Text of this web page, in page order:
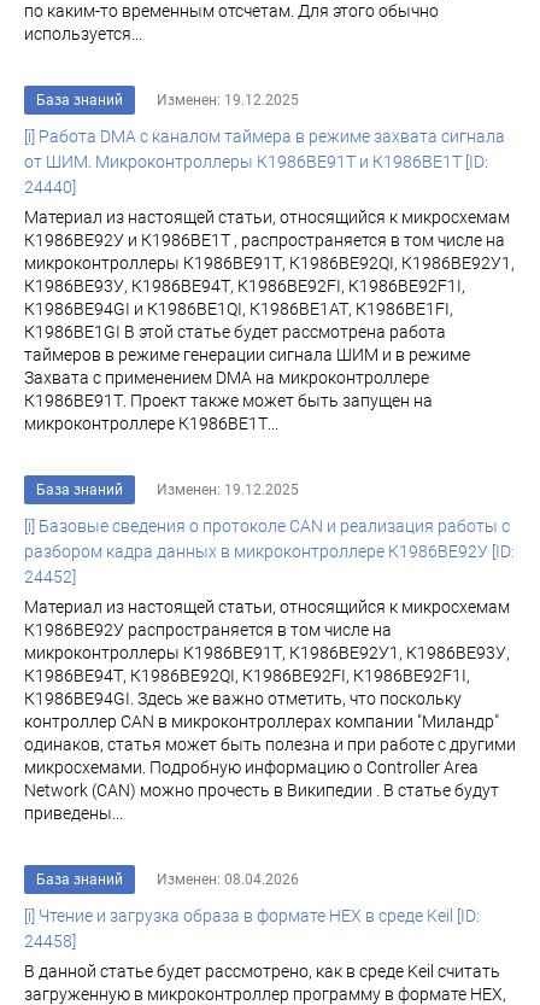
по каким-то временным отсчетам. Для этого обычно
используется...
База знаний Изменен: 19.12.2025
[i] Работа DMA c каналом таймера в режиме захвата сигнала
от ШИМ. Микроконтроллеры К1986ВЕ91Т и К1986ВЕ1Т [ID:
24440]
Материал из настоящей статьи, относящийся к микросхемам
К1986ВЕ92У и К1986ВЕ1Т , распространяется в том числе на
микроконтроллеры К1986ВЕ91Т, К1986ВЕ92QI, К1986ВЕ92У1,
К1986ВЕ93У, К1986ВЕ94Т, К1986ВЕ92FI, К1986ВЕ92F1I,
К1986ВЕ94GI и К1986ВЕ1QI, К1986ВЕ1АТ, К1986ВЕ1FI,
К1986ВЕ1GI В этой статье будет рассмотрена работа
таймеров в режиме генерации сигнала ШИМ и в режиме
Захвата с применением DMA на микроконтроллере
К1986ВЕ91Т. Проект также может быть запущен на
микроконтроллере К1986ВЕ1Т...
База знаний Изменен: 19.12.2025
[i] Базовые сведения о протоколе CAN и реализация работы с
разбором кадра данных в микроконтроллере К1986BE92У [ID:
24452]
Материал из настоящей статьи, относящийся к микросхемам
К1986ВЕ92У распространяется в том числе на
микроконтроллеры К1986ВЕ91Т, К1986ВЕ92У1, К1986ВЕ93У,
К1986ВЕ94Т, К1986ВЕ92QI, К1986ВЕ92FI, К1986ВЕ92F1I,
К1986ВЕ94GI. Здесь же важно отметить, что поскольку
контроллер CAN в микроконтроллерах компании "Миландр"
одинаков, статья может быть полезна и при работе с другими
микросхемами. Подробную информацию о Controller Area
Network (CAN) можно прочесть в Википедии . В статье будут
приведены...
База знаний Изменен: 08.04.2026
[i] Чтение и загрузка образа в формате HEX в среде Keil [ID:
24458]
В данной статье будет рассмотрено, как в среде Keil считать
загруженную в микроконтроллер программу в формате HEX,